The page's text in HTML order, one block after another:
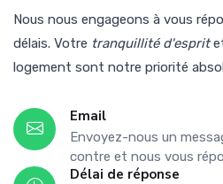
Nous nous engageons à vous
délais. Votre tranquillité d'esprit
logement sont notre priorité
Email
Envoyez-nous un
contre et nous vous
Délai de réponse